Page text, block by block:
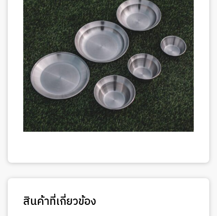
สินค้าที่เกี่ยวข้อง